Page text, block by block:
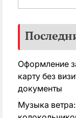
Оформление
карту без
документы
Музыка